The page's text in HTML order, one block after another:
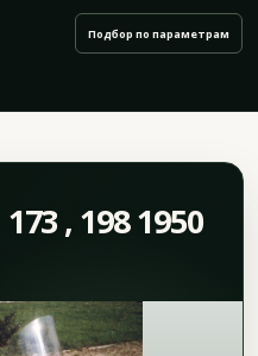
Подбор по параметрам
, 198 1950